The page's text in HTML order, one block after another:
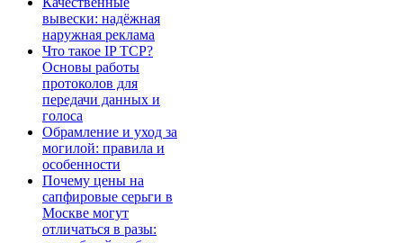
вывески: надёжная
наружная реклама
Что такое IP TCP?
Основы работы
протоколов для
передачи данных и
голоса
Обрамление и уход за
могилой: правила и
особенности
Почему цены на
сапфировые серьги в
Москве могут
отличаться в разы: